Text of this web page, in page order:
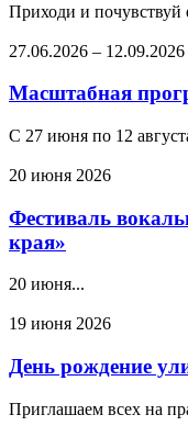
Приходи и почувствуй
27.06.2026 – 12.09.2026
Масштабная
С 27 июня по 12
20 июня 2026
Фестиваль
края»
20 июня...
19 июня 2026
День рождение
Приглашаем всех на